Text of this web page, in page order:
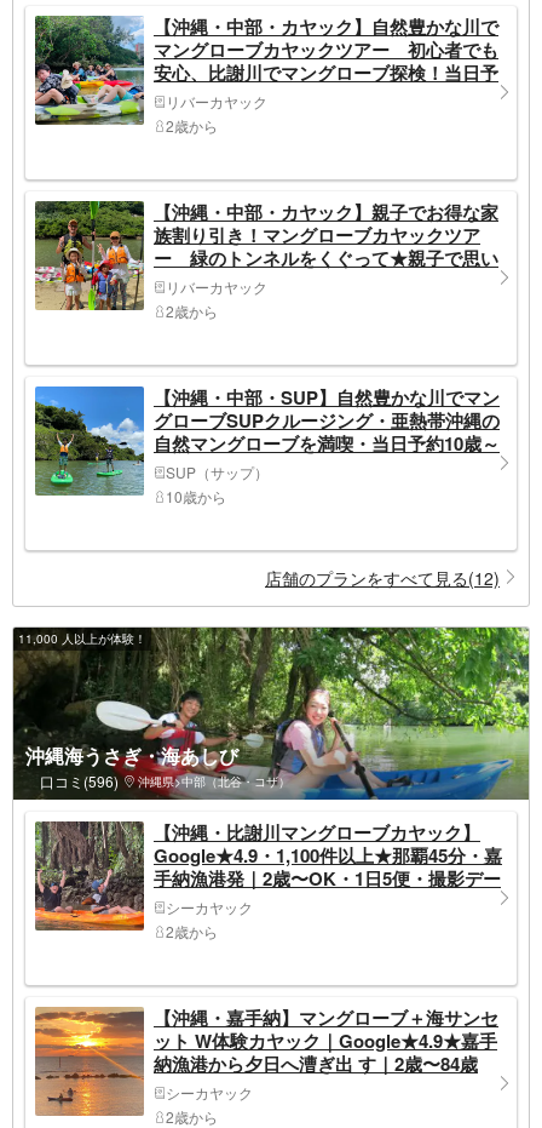
【沖縄・中部・カヤック】自然豊かな川で
マングローブカヤックツアー 初心者でも
安心、比謝川でマングローブ探検！当日予
約OK！お子様でも楽しめる★更衣室シャ
ワー室完備★
リバーカヤック
2歳から
【沖縄・中部・カヤック】親子でお得な家
族割り引き！マングローブカヤックツア
ー 緑のトンネルをくぐって★親子で思い
出作り・水上探検
リバーカヤック
2歳から
【沖縄・中部・SUP】自然豊かな川でマン
グローブSUPクルージング・亜熱帯沖縄の
自然マングローブを満喫・当日予約10歳～
OK★那覇等からアクセス抜群★トイレ更
衣室完備
SUP（サップ）
10歳から
店舗のプランをすべて見る(12)
11,000 人以上が体験！
沖縄海うさぎ・海あしび
口コミ(596) 沖縄県>中部（北谷・コザ）
【沖縄・比謝川マングローブカヤック】
Google★4.9・1,100件以上★那覇45分・嘉
手納漁港発｜2歳〜OK・1日5便・撮影デー
タ無料・温水シャワーあり
シーカヤック
2歳から
【沖縄・嘉手納】マングローブ＋海サンセ
ット W体験カヤック｜Google★4.9★嘉手
納漁港から夕日へ漕ぎ出 す｜2歳〜84歳
OK・撮影データ無料・当日予約◎
シーカヤック
2歳から